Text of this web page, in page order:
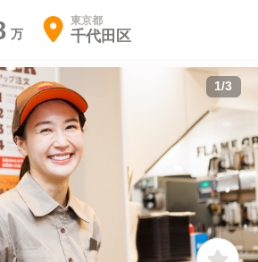
東京都
千代田区
1/3